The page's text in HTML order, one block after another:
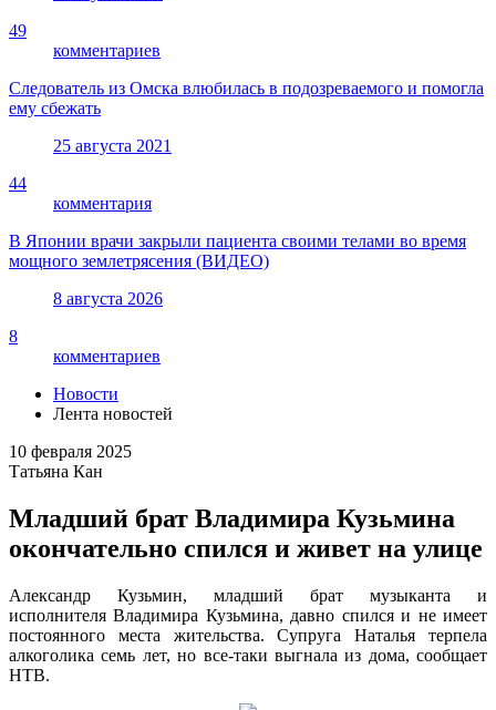
49
комментариев
Следователь из Омска влюбилась в подозреваемого и помогла
ему сбежать
25 августа 2021
44
комментария
В Японии врачи закрыли пациента своими телами во время
мощного землетрясения (ВИДЕО)
8 августа 2026
8
комментариев
Новости
Лента новостей
10 февраля 2025
Татьяна Кан
Младший брат Владимира Кузьмина
окончательно спился и живет на улице
Александр Кузьмин, младший брат музыканта и
исполнителя Владимира Кузьмина, давно спился и не имеет
постоянного места жительства. Супруга Наталья терпела
алкоголика семь лет, но все-таки выгнала из дома, сообщает
НТВ.